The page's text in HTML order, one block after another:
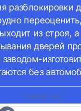
разблокировки
из строя,
дверей
без
HAVAL H5